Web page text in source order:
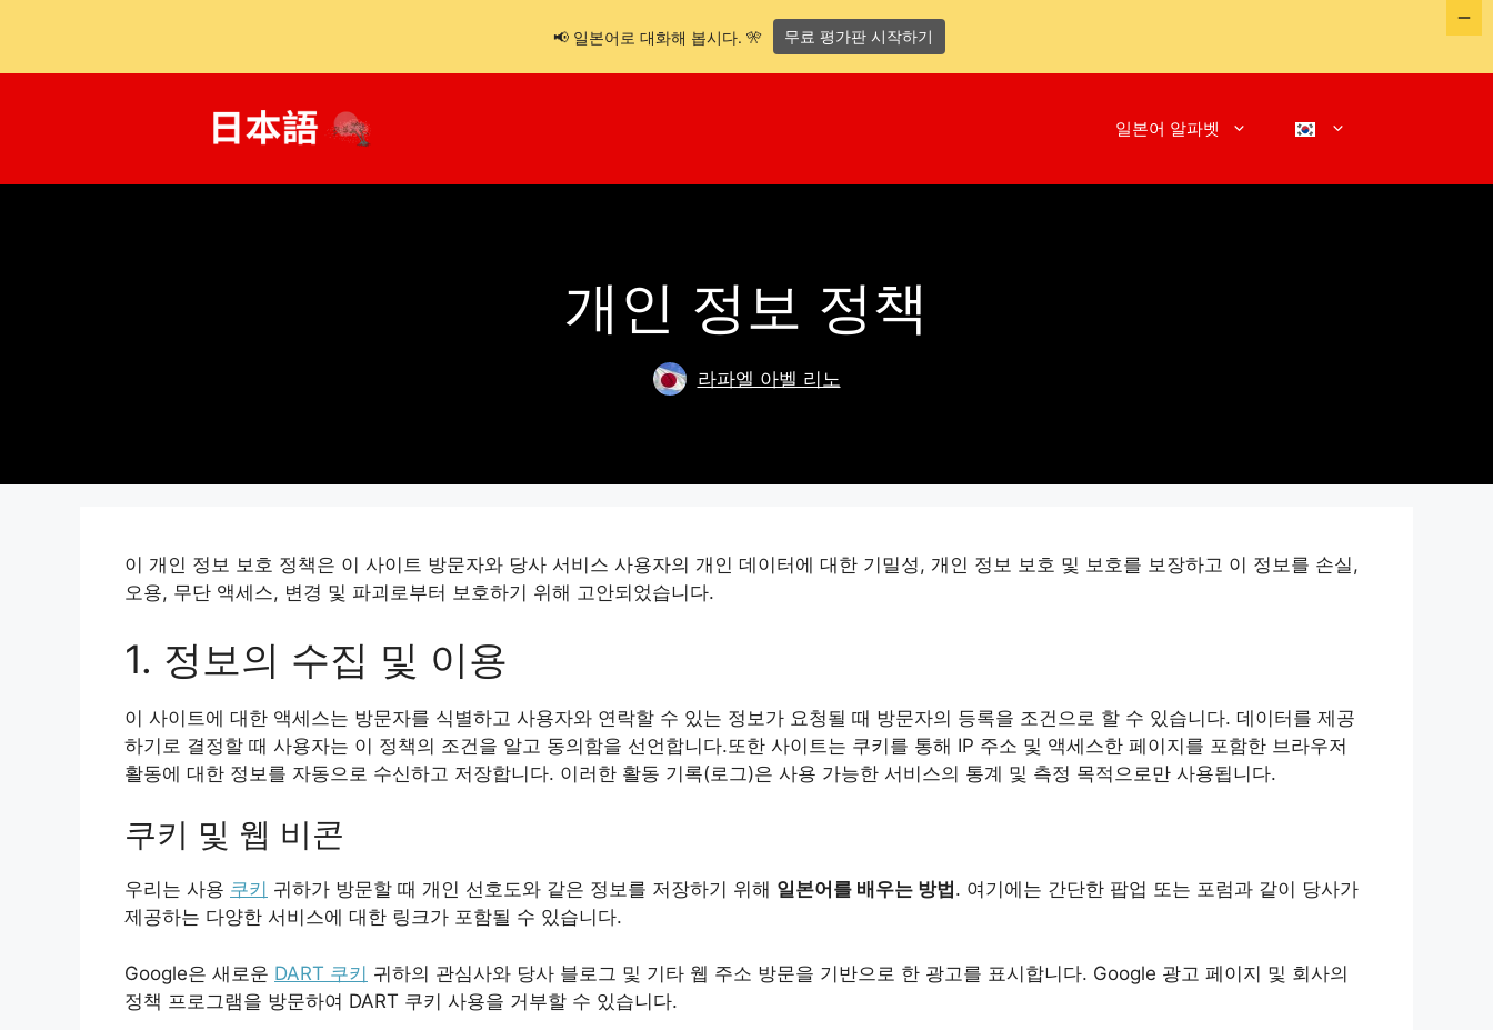
일본어 알파벳
개인 정보 정책
라파엘 아벨 리노
이 개인 정보 보호 정책은 이 사이트 방문자와 당사 서비스 사용자의 개인 데이터에 대한 기밀성, 개인 정보 보호 및 보호를 보장하고 이 정보를 손실,
오용, 무단 액세스, 변경 및 파괴로부터 보호하기 위해 고안되었습니다.
1. 정보의 수집 및 이용
이 사이트에 대한 액세스는 방문자를 식별하고 사용자와 연락할 수 있는 정보가 요청될 때 방문자의 등록을 조건으로 할 수 있습니다. 데이터를 제공
하기로 결정할 때 사용자는 이 정책의 조건을 알고 동의함을 선언합니다.또한 사이트는 쿠키를 통해 IP 주소 및 액세스한 페이지를 포함한 브라우저
활동에 대한 정보를 자동으로 수신하고 저장합니다. 이러한 활동 기록(로그)은 사용 가능한 서비스의 통계 및 측정 목적으로만 사용됩니다.
쿠키 및 웹 비콘
우리는 사용 쿠키 귀하가 방문할 때 개인 선호도와 같은 정보를 저장하기 위해 일본어를 배우는 방법 . 여기에는 간단한 팝업 또는 포럼과 같이 당사가
제공하는 다양한 서비스에 대한 링크가 포함될 수 있습니다.
Google은 새로운 DART 쿠키 귀하의 관심사와 당사 블로그 및 기타 웹 주소 방문을 기반으로 한 광고를 표시합니다. Google 광고 페이지 및 회사의
정책 프로그램을 방문하여 DART 쿠키 사용을 거부할 수 있습니다.
📢 일본어로 대화해 봅시다. 🎌 무료 평가판 시작하기